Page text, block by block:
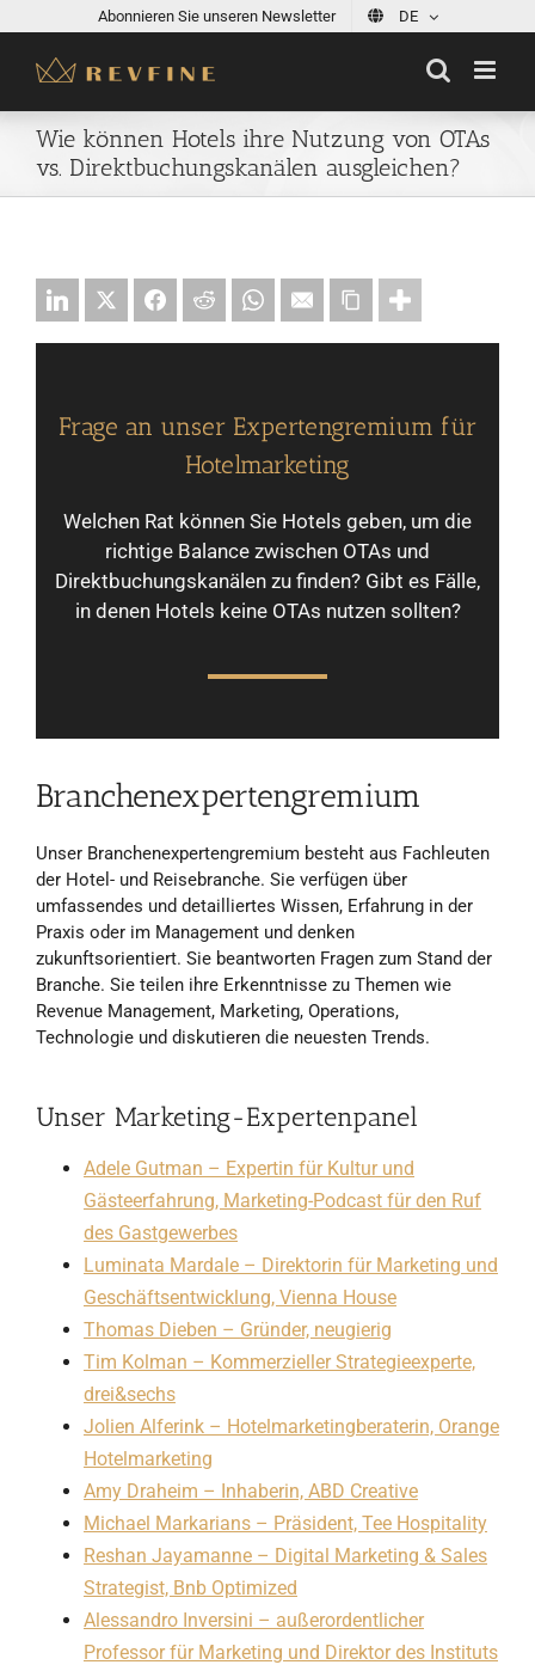
content
Abonnieren Sie unseren Newsletter DE
Wie können Hotels ihre Nutzung von OTAs
vs. Direktbuchungskanälen ausgleichen?
Frage an unser Expertengremium für
Hotelmarketing
Welchen Rat können Sie Hotels geben, um die
richtige Balance zwischen OTAs und
Direktbuchungskanälen zu finden? Gibt es Fälle,
in denen Hotels keine OTAs nutzen sollten?
Branchenexpertengremium
Unser Branchenexpertengremium besteht aus Fachleuten
der Hotel- und Reisebranche. Sie verfügen über
umfassendes und detailliertes Wissen, Erfahrung in der
Praxis oder im Management und denken
zukunftsorientiert. Sie beantworten Fragen zum Stand der
Branche. Sie teilen ihre Erkenntnisse zu Themen wie
Revenue Management, Marketing, Operations,
Technologie und diskutieren die neuesten Trends.
Unser Marketing-Expertenpanel
Adele Gutman – Expertin für Kultur und
Gästeerfahrung, Marketing-Podcast für den Ruf
des Gastgewerbes
Luminata Mardale – Direktorin für Marketing und
Geschäftsentwicklung, Vienna House
Thomas Dieben – Gründer, neugierig
Tim Kolman – Kommerzieller Strategieexperte,
drei&sechs
Jolien Alferink – Hotelmarketingberaterin, Orange
Hotelmarketing
Amy Draheim – Inhaberin, ABD Creative
Michael Markarians – Präsident, Tee Hospitality
Reshan Jayamanne – Digital Marketing & Sales
Strategist, Bnb Optimized
Alessandro Inversini – außerordentlicher
Professor für Marketing und Direktor des Instituts